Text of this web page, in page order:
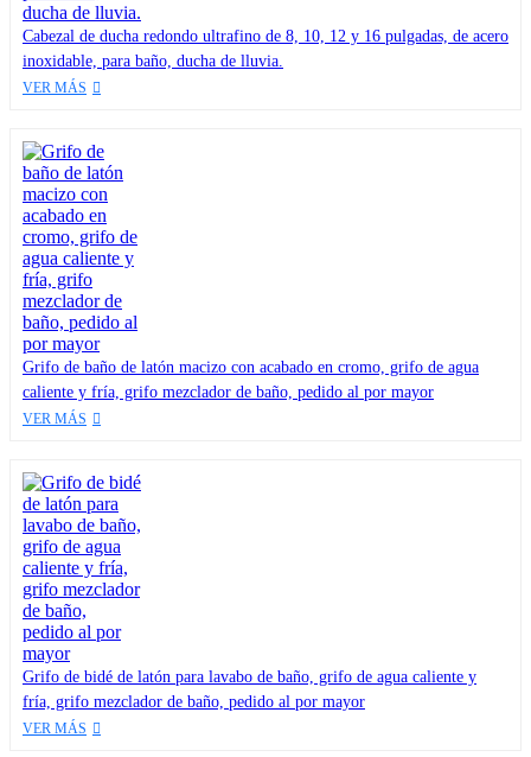
Cabezal de ducha redondo ultrafino de 8, 10, 12 y 16 pulgadas, de acero
inoxidable, para baño, ducha de lluvia.
VER MÁS
Grifo de baño de latón macizo con acabado en cromo, grifo de agua
caliente y fría, grifo mezclador de baño, pedido al por mayor
VER MÁS
Grifo de bidé de latón para lavabo de baño, grifo de agua caliente y
fría, grifo mezclador de baño, pedido al por mayor
VER MÁS